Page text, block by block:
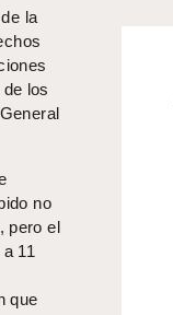
la
los
no
pero el
11
que